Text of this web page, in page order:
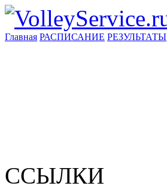
Главная РАСПИСАНИЕ РЕЗУЛЬТАТЫ
ССЫЛКИ